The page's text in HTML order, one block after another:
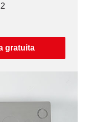
gratuita